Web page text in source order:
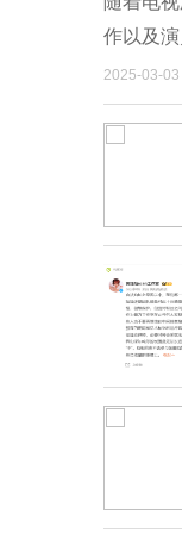
作以及
2025-03-03